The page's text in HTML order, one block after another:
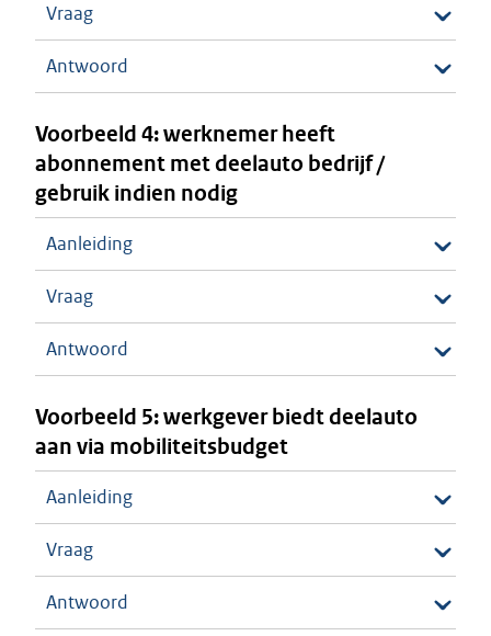
Vraag
Antwoord
Voorbeeld 4: werknemer heeft
abonnement met deelauto bedrijf /
gebruik indien nodig
Aanleiding
Vraag
Antwoord
Voorbeeld 5: werkgever biedt deelauto
aan via mobiliteitsbudget
Aanleiding
Vraag
Antwoord